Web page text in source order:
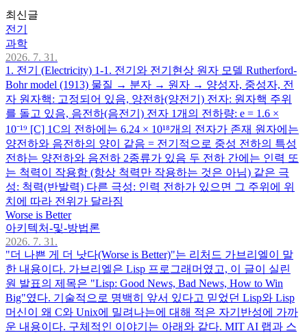
최신글
전기
과학
2026. 7. 31.
1. 전기 (Electricity) 1-1. 전기와 전기현상 원자 모델 Rutherford-
Bohr model (1913) 물질 → 분자 → 원자 → 양성자, 중성자, 전
자 원자핵: 고정되어 있음, 양전하(양전기) 전자: 원자핵 주위
를 돌고 있음, 음전하(음전기) 전자 1개의 전하량: e = 1.6 ×
10⁻¹⁹ [C] 1C의 전하에는 6.24 × 10¹⁸개의 전자가 존재 원자에는
양전하와 음전하의 양이 같음 = 전기적으로 중성 전하의 특성
전하는 양전하와 음전하 2종류가 있음 두 전하 간에는 인력 또
는 척력이 작용함 (항상 척력만 작용하는 것은 아님) 같은 극
성: 척력(반발력) 다른 극성: 인력 전하가 있으면 그 주위에 위
치에 따라 전위가 달라짐
Worse is Better
아키텍처-및-방법론
2026. 7. 31.
"더 나쁜 게 더 낫다(Worse is Better)"는 리처드 가브리엘이 말
한 내용이다. 가브리엘은 Lisp 프로그래머였고, 이 글이 실린
원 발표의 제목은 "Lisp: Good News, Bad News, How to Win
Big"였다. 기술적으로 명백히 앞서 있다고 믿었던 Lisp와 Lisp
머신이 왜 C와 Unix에 밀려나는에 대해 적은 자기반성에 가까
운 내용이다. 구체적인 이야기는 아래와 같다. MIT AI 랩과 스